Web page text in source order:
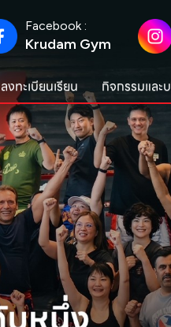
Facebook :
Krudam Gym
ลงทะเบียนเรียน กิจกรรมและ